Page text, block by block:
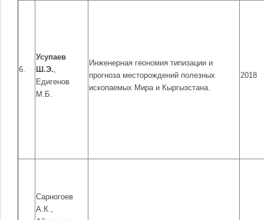
6.
Усупаев
Ш.Э.,
Едигенов
М.Б.
Инженерная геономия типизации и
прогноза месторождений полезных
ископаемых Мира и Кыргызстана.
2018
Сарногоев
А.К.,